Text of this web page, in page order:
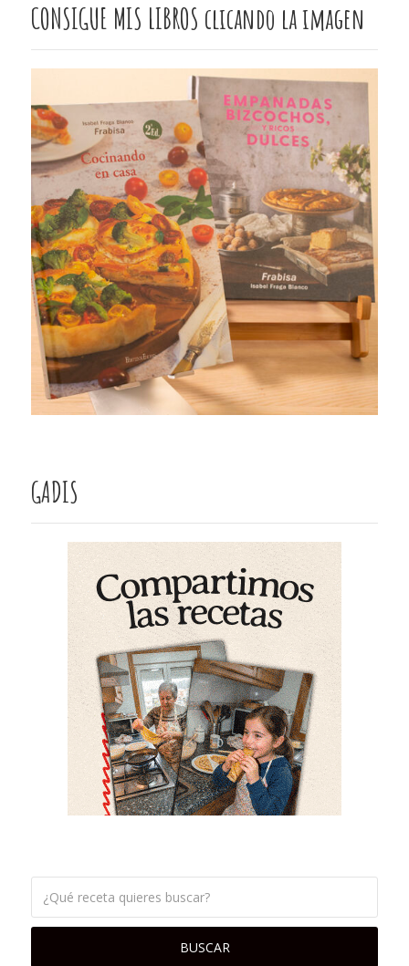
CONSIGUE MIS LIBROS clicando la imagen
GADIS